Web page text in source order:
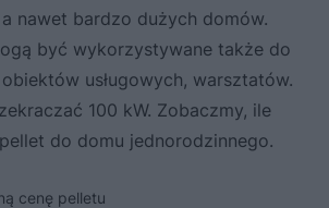
a nawet bardzo dużych domów.
być wykorzystywane także do
usługowych, warsztatów.
100 kW. Zobaczmy, ile
do domu jednorodzinnego.
cenę pelletu